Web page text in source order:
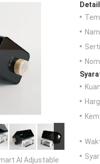
AI Adjustable